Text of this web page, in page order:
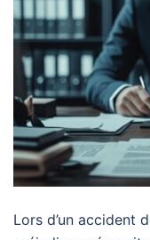
Lors d’un accident